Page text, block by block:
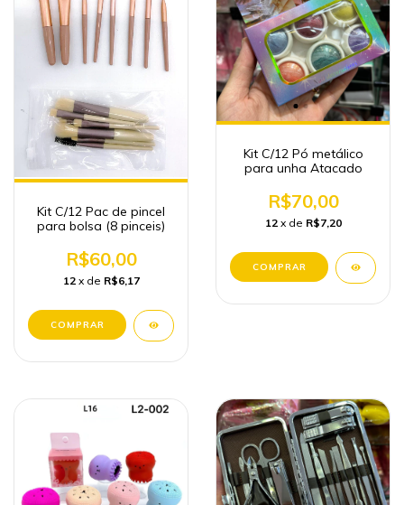
Kit C/12 Pac de pincel
para bolsa (8 pinceis)
R$60,00
12 x de R$6,17
Kit C/12 Pó metálico
para unha Atacado
R$70,00
12 x de R$7,20